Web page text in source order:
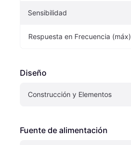
Sensibilidad
Respuesta en Frecuencia (máx)
Diseño
Construcción y Elementos
Fuente de alimentación